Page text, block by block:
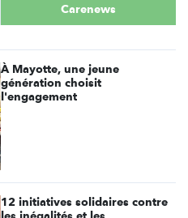
Carenews
À Mayotte, une jeune
génération choisit
l'engagement
12 initiatives solidaires contre